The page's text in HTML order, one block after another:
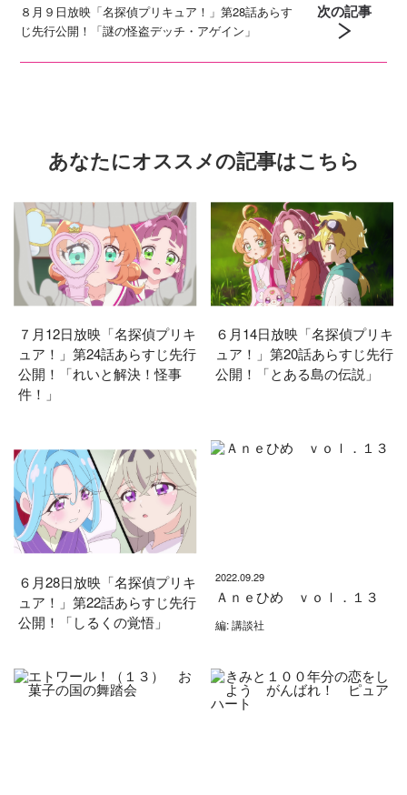
８月９日放映「名探偵プリキュア！」第28話あらす
じ先行公開！「謎の怪盗デッチ・アゲイン」
次の記事
あなたにオススメの記事はこちら
７月12日放映「名探偵プリキ
ュア！」第24話あらすじ先行
公開！「れいと解決！怪事
件！」
６月14日放映「名探偵プリキ
ュア！」第20話あらすじ先行
公開！「とある島の伝説」
６月28日放映「名探偵プリキ
ュア！」第22話あらすじ先行
公開！「しるくの覚悟」
2022.09.29
Ａｎｅひめ ｖｏｌ．１３
編: 講談社